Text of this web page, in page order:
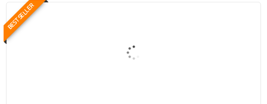
BEST SELLER